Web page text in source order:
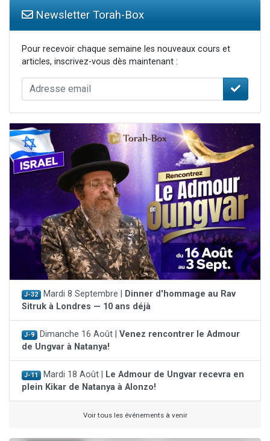
Newsletter Torah-Box
Pour recevoir chaque semaine les nouveaux cours et
articles, inscrivez-vous dès maintenant :
J-32 Mardi 8 Septembre |
Dinner d'hommage au Rav
Sitruk à Londres — 10 ans déjà
J-9 Dimanche 16 Août | Venez rencontrer le Admour
de Ungvar à Natanya!
J-11 Mardi 18 Août |
Le Admour de Ungvar recevra en
plein Kikar de Natanya à Alonzo!
Voir tous les événements à venir